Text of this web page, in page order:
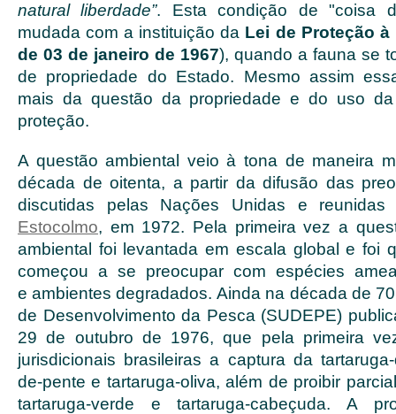
natural liberdade”. Esta condição de "coisa
mudada com a instituição da Lei de Proteção à
de 03 de janeiro de 1967), quando a fauna se
de propriedade do Estado. Mesmo assim
mais da questão da propriedade e do uso
proteção.
A questão ambiental veio à tona de maneira
década de oitenta, a partir da difusão das
discutidas pelas Nações Unidas e
Estocolmo, em 1972. Pela primeira vez a
ambiental foi levantada em escala global e foi
começou a se preocupar com espécies
e ambientes degradados. Ainda na década de
de Desenvolvimento da Pesca (SUDEPE)
29 de outubro de 1976, que pela primeira
jurisdicionais brasileiras a captura da
de-pente e tartaruga-oliva, além de proibir
tartaruga-verde e tartaruga-cabeçuda. A